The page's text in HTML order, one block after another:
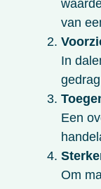
van
In
Een
Om